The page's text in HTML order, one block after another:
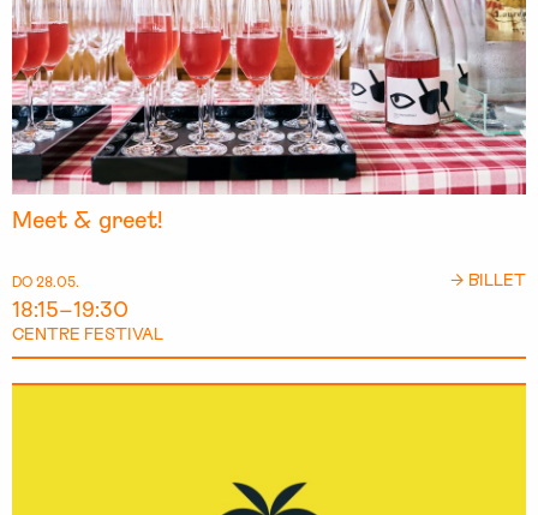
DO 28.05.
18:15–19:30
CENTRE FESTIVAL
Meet & greet!
→ BILLET